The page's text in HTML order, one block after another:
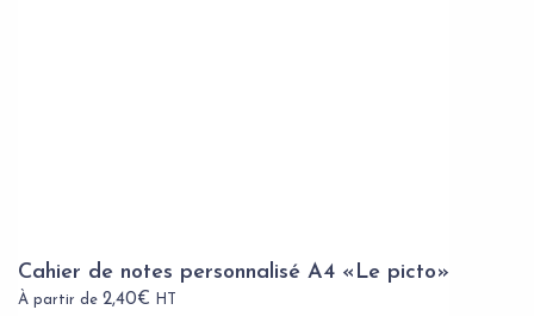
Cahier de notes personnalisé A4 «Le picto»
À partir de 2,40€ HT